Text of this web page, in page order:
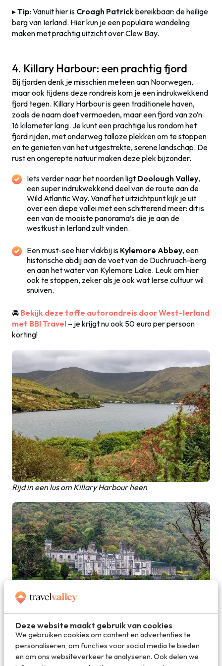
Deze website maakt gebruik van cookies
We gebruiken cookies om content en advertenties te
personaliseren, om functies voor social media te bieden
en om ons websiteverkeer te analyseren. Ook delen we
▸Tip: Vanuit hier is Croagh Patrickbereikbaar: de heilige
berg van Ierland. Hier kun je een populaire wandeling
maken met prachtig uitzicht over Clew Bay.
4. Killary Harbour: een prachtig fjord
Bij fjorden denk je misschien meteen aan Noorwegen,
maar ook tijdens deze rondreis kom je een indrukwekkend
fjord tegen. Killary Harbour is geen traditionele haven,
zoals de naam doet vermoeden, maar een fjord van zo’n
16 kilometer lang. Je kunt een prachtige lus rondom het
fjord rijden, met onderweg talloze plekken om te stoppen
en te genieten van het uitgestrekte, serene landschap. De
rust en ongerepte natuur maken deze plek bijzonder.
Iets verder naar het noorden ligt Doolough Valley,
een super indrukwekkend deel van de route aan de
Wild Atlantic Way. Vanaf het uitzichtpunt kijk je uit
over een diepe vallei met een schitterend meer: dit is
een van de mooiste panorama’s die je aan de
westkust in Ierland zult vinden.
Een must-see hier vlakbij is Kylemore Abbey, een
historische abdij aan de voet van de Duchruach-berg
en aan het water van Kylemore Lake. Leuk om hier
ook te stoppen, zeker als je ook wat Ierse cultuur wil
snuiven.
🚘 Bekijk deze toffe autorondreis door West-Ierland
met BBI Travel – je krijgt nu ook 50 euro per persoon
korting!
Rijd in een lus om Killary Harbour heen
Bezoek de historische Kylemore Abbey